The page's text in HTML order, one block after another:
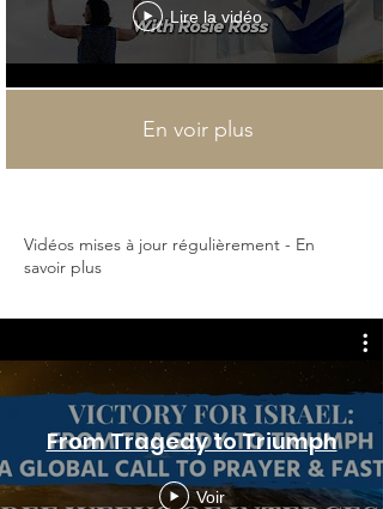
Lire la vidéo
En voir plus
Vidéos mises à jour régulièrement - En
savoir plus
From Tragedy to Triumph
Voir